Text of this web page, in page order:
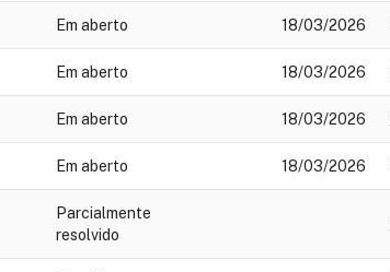
Em aberto 18/03/2026
Em aberto 18/03/2026
Em aberto 18/03/2026
Em aberto 18/03/2026
Parcialmente
resolvido